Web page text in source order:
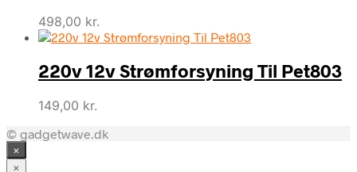
498,00 kr.
220v 12v Strømforsyning Til Pet803
149,00 kr.
© gadgetwave.dk
×
×